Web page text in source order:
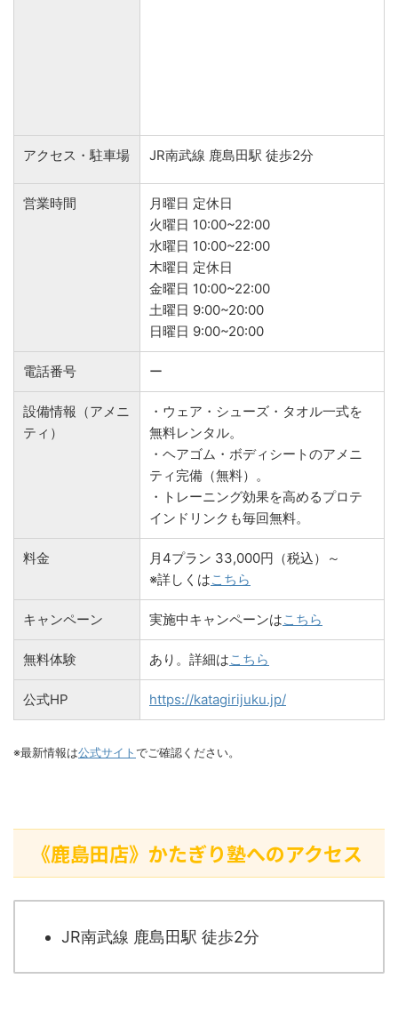
アクセス・駐車場 JR南武線 鹿島田駅 徒歩2分
営業時間
月曜日 定休日
火曜日 10:00~22:00
水曜日 10:00~22:00
木曜日 定休日
金曜日 10:00~22:00
土曜日 9:00~20:00
日曜日 9:00~20:00
電話番号 ー
設備情報（アメニ
ティ）
・ウェア・シューズ・タオル一式を
無料レンタル。
・ヘアゴム・ボディシートのアメニ
ティ完備（無料）。
・トレーニング効果を高めるプロテ
インドリンクも毎回無料。
料金
月4プラン 33,000円（税込）～
※詳しくはこちら
キャンペーン 実施中キャンペーンはこちら
無料体験 あり。詳細はこちら
公式HP https://katagirijuku.jp/
※最新情報は公式サイト でご確認ください。
《鹿島田店》かたぎり塾へのアクセス
JR南武線 鹿島田駅 徒歩2分